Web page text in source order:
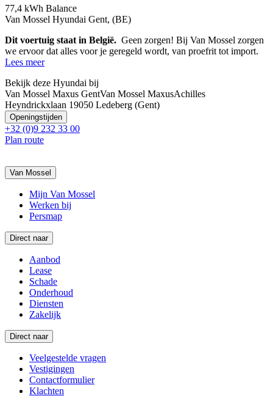
77,4 kWh Balance
Van Mossel Hyundai Gent, (BE)
Dit voertuig staat in België. Geen zorgen! Bij Van Mossel zorgen
we ervoor dat alles voor je geregeld wordt, van proefrit tot import.
Lees meer
Bekijk deze Hyundai bij
Van Mossel Maxus GentVan Mossel MaxusAchilles
Heyndrickxlaan 19050 Ledeberg (Gent)
Openingstijden
+32 (0)9 232 33 00
Plan route
Van Mossel
Mijn Van Mossel
Werken bij
Persmap
Direct naar
Aanbod
Lease
Schade
Onderhoud
Diensten
Zakelijk
Direct naar
Veelgestelde vragen
Vestigingen
Contactformulier
Klachten